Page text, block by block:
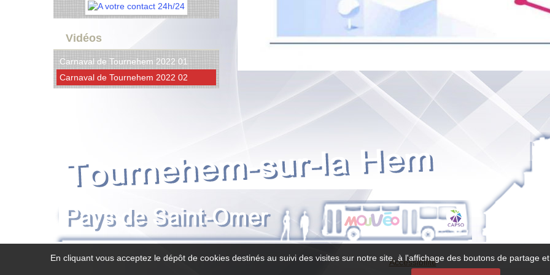
Vidéos
Carnaval de Tournehem 2022 01
Carnaval de Tournehem 2022 02
Accessibilité
En cliquant vous acceptez le dépôt de cookies destinés au suivi des visites sur notre site, à l'affichage des boutons de partage